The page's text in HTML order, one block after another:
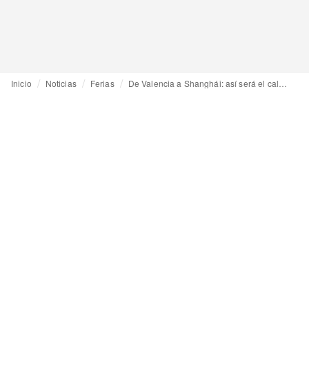
Inicio Noticias Ferias